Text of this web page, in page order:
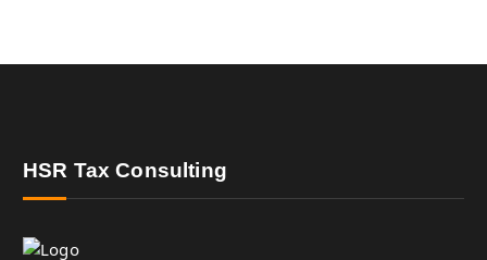
HSR Tax Consulting